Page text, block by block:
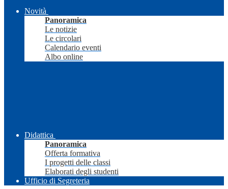
Novità
Panoramica
Le notizie
Le circolari
Calendario eventi
Albo online
Didattica
Panoramica
Offerta formativa
I progetti delle classi
Elaborati degli studenti
Ufficio di Segreteria